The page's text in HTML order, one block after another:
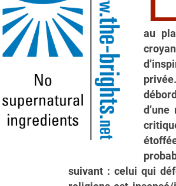
au
suivant : celui qui